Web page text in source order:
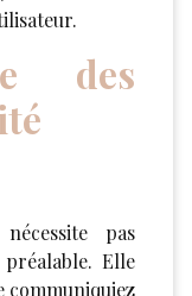
des
pas
Elle
communiquiez